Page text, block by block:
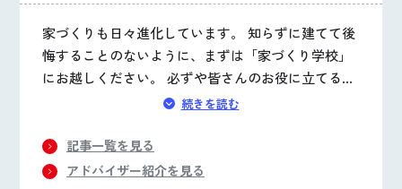
家づくりも日々進化しています。 知らずに建てて後
悔することのないように、まずは「家づくり学校」
にお越しください。 必ずや皆さんのお役に立てる情
報をお持ち帰りいただけることと思います。
続きを読む
記事一覧を見る
アドバイザー紹介を見る